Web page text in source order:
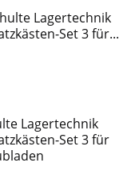
Lagertechnik
Set 3 für